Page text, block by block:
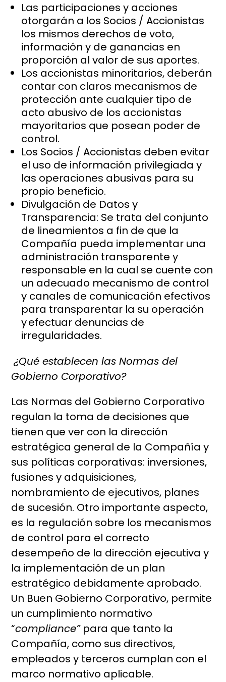
Las participaciones y acciones
otorgarán a los Socios / Accionistas
los mismos derechos de voto,
información y de ganancias en
proporción al valor de sus aportes.
Los accionistas minoritarios, deberán
contar con claros mecanismos de
protección ante cualquier tipo de
acto abusivo de los accionistas
mayoritarios que posean poder de
control.
Los Socios / Accionistas deben evitar
el uso de información privilegiada y
las operaciones abusivas para su
propio beneficio.
Divulgación de Datos y
Transparencia: Se trata del conjunto
de lineamientos a fin de que la
Compañía pueda implementar una
administración transparente y
responsable en la cual se cuente con
un adecuado mecanismo de control
y canales de comunicación efectivos
para transparentar la su operación
y efectuar denuncias de
irregularidades.
¿Qué establecen las Normas del
Gobierno Corporativo?
Las Normas del Gobierno Corporativo
regulan la toma de decisiones que
tienen que ver con la dirección
estratégica general de la Compañía y
sus políticas corporativas: inversiones,
fusiones y adquisiciones,
nombramiento de ejecutivos, planes
de sucesión. Otro importante aspecto,
es la regulación sobre los mecanismos
de control para el correcto
desempeño de la dirección ejecutiva y
la implementación de un plan
estratégico debidamente aprobado.
Un Buen Gobierno Corporativo, permite
un cumplimiento normativo
“compliance”para que tanto la
Compañía, como sus directivos,
empleados y terceros cumplan con el
marco normativo aplicable.